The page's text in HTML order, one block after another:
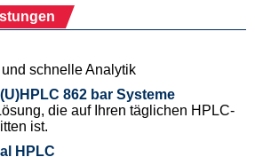
schnelle Analytik
862 bar Systeme
die auf Ihren täglichen HPLC-
ist.
HPLC